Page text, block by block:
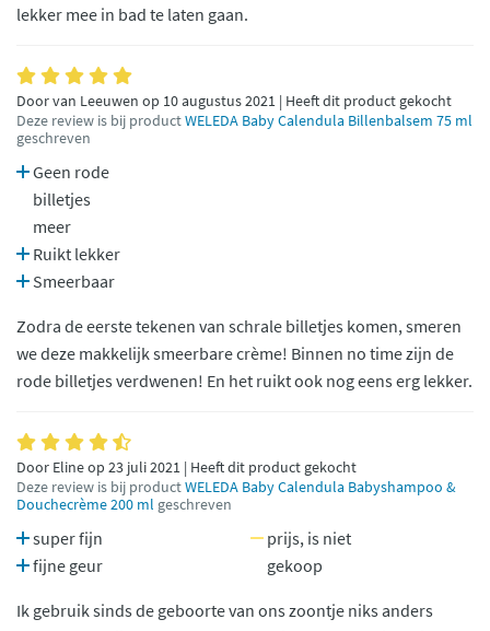
lekker mee in bad te laten gaan.
Door van Leeuwen op 10 augustus 2021 | Heeft dit product gekocht
Deze review is bij productWELEDA Baby Calendula Billenbalsem 75 ml
geschreven
Geen rode
billetjes
meer
Ruikt lekker
Smeerbaar
Zodra de eerste tekenen van schrale billetjes komen, smeren
we deze makkelijk smeerbare crème! Binnen no time zijn de
rode billetjes verdwenen! En het ruikt ook nog eens erg lekker.
Door Eline op 23 juli 2021 | Heeft dit product gekocht
Deze review is bij productWELEDA Baby Calendula Babyshampoo &
Douchecrème 200 ml geschreven
super fijn
fijne geur
prijs, is niet
gekoop
Ik gebruik sinds de geboorte van ons zoontje niks anders